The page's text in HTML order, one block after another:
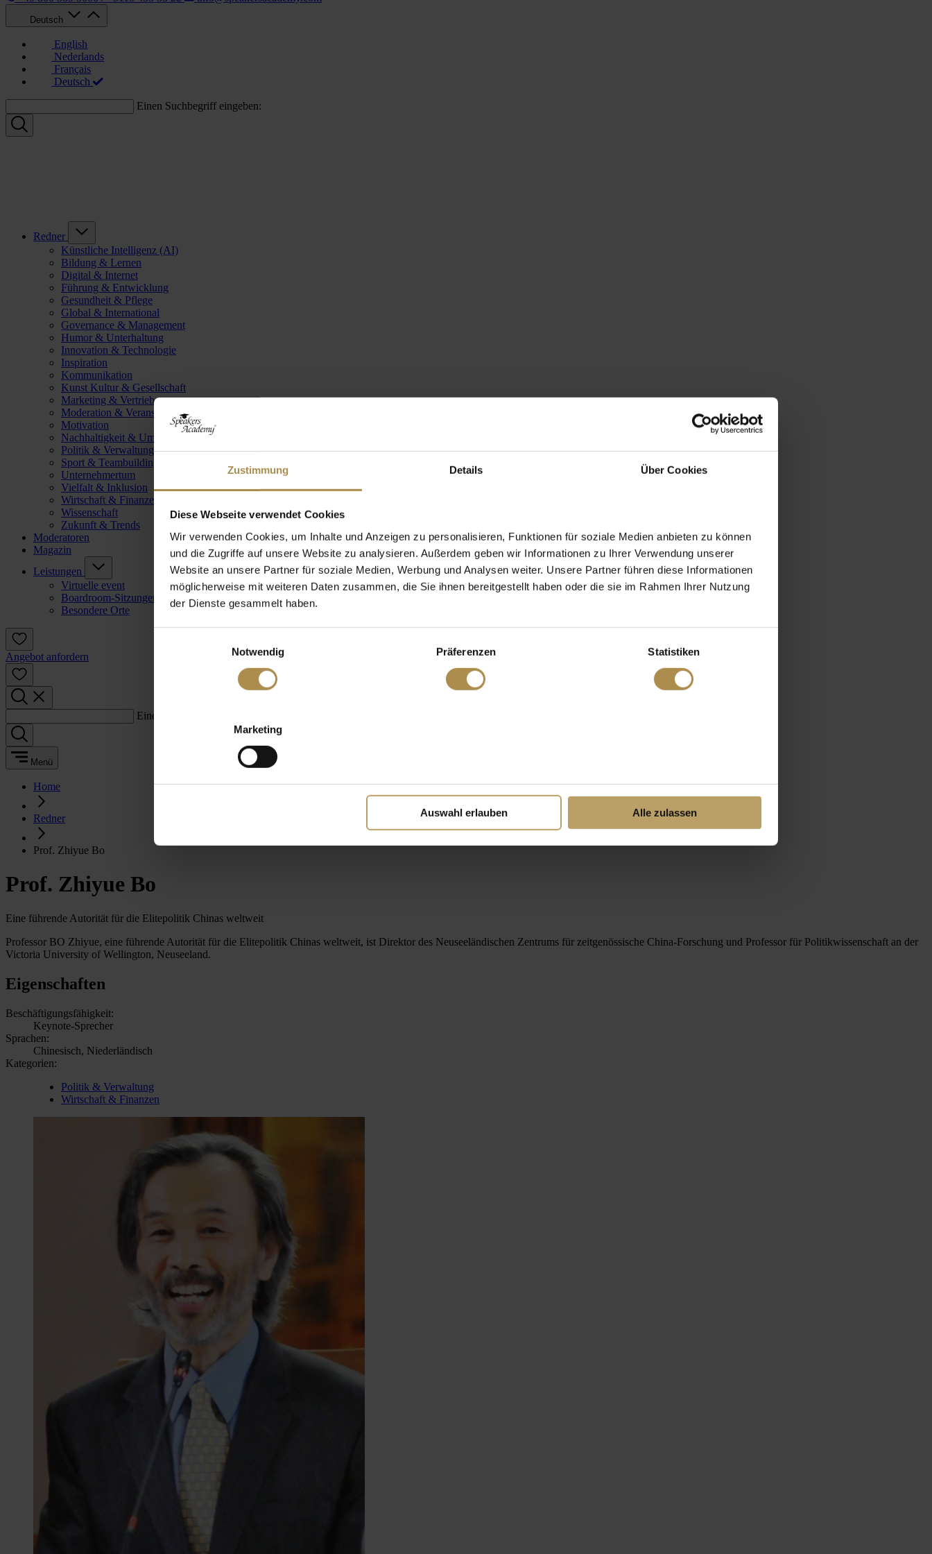
Zustimmung Details Über Cookies
Diese Webseite verwendet Cookies
Wir verwenden Cookies, um Inhalte und Anzeigen zu personalisieren, Funktionen für soziale Medien anbieten zu können
und die Zugriffe auf unsere Website zu analysieren. Außerdem geben wir Informationen zu Ihrer Verwendung unserer
Website an unsere Partner für soziale Medien, Werbung und Analysen weiter. Unsere Partner führen diese Informationen
möglicherweise mit weiteren Daten zusammen, die Sie ihnen bereitgestellt haben oder die sie im Rahmen Ihrer Nutzung
der Dienste gesammelt haben.
Notwendig
Präferenzen Statistiken
Marketing
Auswahl erlauben Alle zulassen
Deutsch
English
Nederlands
Français
Deutsch
Einen Suchbegriff eingeben:
Redner
Künstliche Intelligenz (AI)
Bildung & Lernen
Digital & Internet
Führung & Entwicklung
Gesundheit & Pflege
Global & International
Governance & Management
Humor & Unterhaltung
Innovation & Technologie
Inspiration
Kommunikation
Kunst Kultur & Gesellschaft
Marketing & Vertrieb
Moderation & Veranstaltungsleitung
Motivation
Nachhaltigkeit & Umwelt
Politik & Verwaltung
Sport & Teambuilding
Unternehmertum
Vielfalt & Inklusion
Wirtschaft & Finanzen
Wissenschaft
Zukunft & Trends
Moderatoren
Magazin
Leistungen
Virtuelle event
Boardroom-Sitzungen
Besondere Orte
Angebot anfordern
Einen Suchbegriff eingeben:
Menü
Home
Redner
Prof. Zhiyue Bo
Prof. Zhiyue Bo
Eine führende Autorität für die Elitepolitik Chinas weltweit
Professor BO Zhiyue, eine führende Autorität für die Elitepolitik Chinas weltweit, ist Direktor des Neuseeländischen Zentrums für zeitgenössische China-Forschung und Professor für Politikwissenschaft an der
Victoria University of Wellington, Neuseeland.
Eigenschaften
Beschäftigungsfähigkeit:
Keynote-Sprecher
Sprachen:
Chinesisch, Niederländisch
Kategorien:
Politik & Verwaltung
Wirtschaft & Finanzen